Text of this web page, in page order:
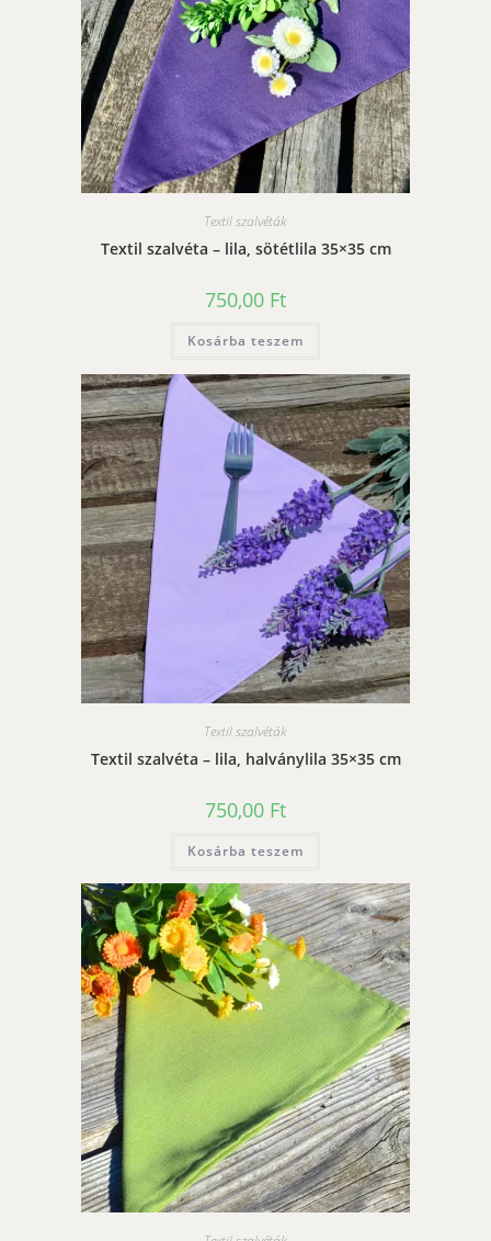
Textil szalvéták
Textil szalvéta – lila, sötétlila 35×35 cm
750,00 Ft
Kosárba teszem
Textil szalvéták
Textil szalvéta – lila, halványlila 35×35 cm
750,00 Ft
Kosárba teszem